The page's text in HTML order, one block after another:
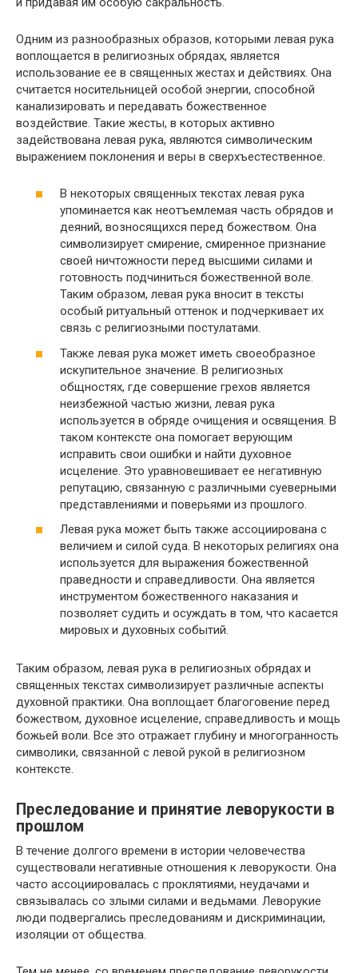
Одним из разнообразных образов, которыми левая рука
воплощается в религиозных обрядах, является
использование ее в священных жестах и действиях. Она
считается носительницей особой энергии, способной
канализировать и передавать божественное
воздействие. Такие жесты, в которых активно
задействована левая рука, являются символическим
выражением поклонения и веры в сверхъестественное.
В некоторых священных текстах левая рука
упоминается как неотъемлемая часть обрядов и
деяний, возносящихся перед божеством. Она
символизирует смирение, смиренное признание
своей ничтожности перед высшими силами и
готовность подчиниться божественной воле.
Таким образом, левая рука вносит в тексты
особый ритуальный оттенок и подчеркивает их
связь с религиозными постулатами.
Также левая рука может иметь своеобразное
искупительное значение. В религиозных
общностях, где совершение грехов является
неизбежной частью жизни, левая рука
используется в обряде очищения и освящения. В
таком контексте она помогает верующим
исправить свои ошибки и найти духовное
исцеление. Это уравновешивает ее негативную
репутацию, связанную с различными суеверными
представлениями и поверьями из прошлого.
Левая рука может быть также ассоциирована с
величием и силой суда. В некоторых религиях она
используется для выражения божественной
праведности и справедливости. Она является
инструментом божественного наказания и
позволяет судить и осуждать в том, что касается
мировых и духовных событий.
Таким образом, левая рука в религиозных обрядах и
священных текстах символизирует различные аспекты
духовной практики. Она воплощает благоговение перед
божеством, духовное исцеление, справедливость и мощь
божьей воли. Все это отражает глубину и многогранность
символики, связанной с левой рукой в религиозном
контексте.
Преследование и принятие леворукости в
прошлом
В течение долгого времени в истории человечества
существовали негативные отношения к леворукости. Она
часто ассоциировалась с проклятиями, неудачами и
связывалась со злыми силами и ведьмами. Леворукие
люди подвергались преследованиям и дискриминации,
изоляции от общества.